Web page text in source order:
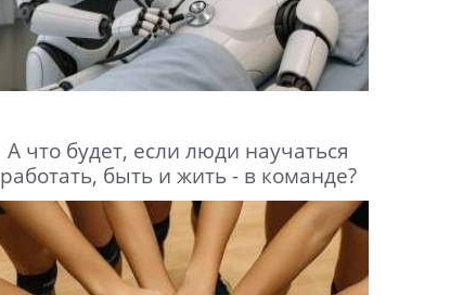
А что будет, если люди научаться
работать, быть и жить - в команде?